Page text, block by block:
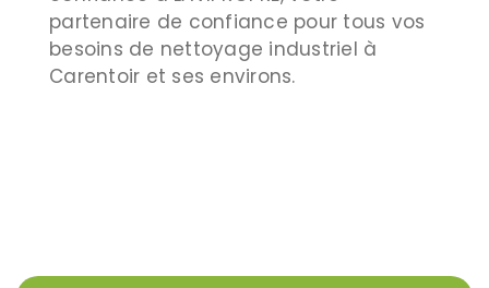
partenaire de confiance pour tous vos
besoins de nettoyage industriel à
Carentoir et ses environs.